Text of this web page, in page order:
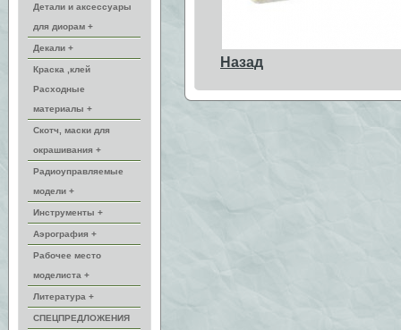
Детали и аксессуары
для диорам +
Декали +
Краска ,клей
Расходные
материалы +
Скотч, маски для
окрашивания +
Радиоуправляемые
модели +
Инструменты +
Аэрография +
Рабочее место
моделиста +
Литература +
СПЕЦПРЕДЛОЖЕНИЯ
Назад